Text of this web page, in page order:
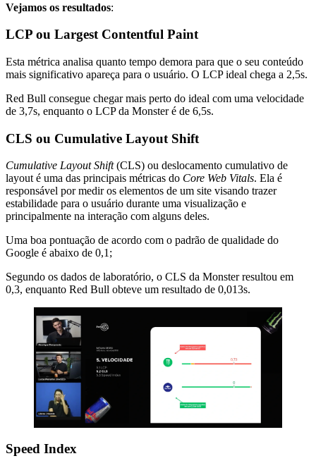
Vejamos os resultados:
LCP ou Largest Contentful Paint
Esta métrica analisa quanto tempo demora para que o seu conteúdo
mais significativo apareça para o usuário. O LCP ideal chega a 2,5s.
Red Bull consegue chegar mais perto do ideal com uma velocidade
de 3,7s, enquanto o LCP da Monster é de 6,5s.
CLS ou Cumulative Layout Shift
Cumulative Layout Shift(CLS) ou deslocamento cumulativo de
layout é uma das principais métricas do Core Web Vitals. Ela é
responsável por medir os elementos de um site visando trazer
estabilidade para o usuário durante uma visualização e
principalmente na interação com alguns deles.
Uma boa pontuação de acordo com o padrão de qualidade do
Google é abaixo de 0,1;
Segundo os dados de laboratório, o CLS da Monster resultou em
0,3, enquanto Red Bull obteve um resultado de 0,013s.
Speed Index